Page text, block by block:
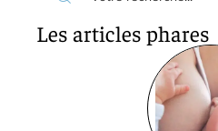
Les articles phares